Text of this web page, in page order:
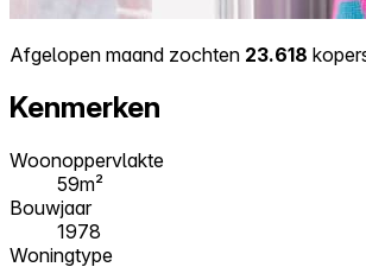
Afgelopen maand zochten 23.618
Kenmerken
Woonoppervlakte
59m²
Bouwjaar
1978
Woningtype